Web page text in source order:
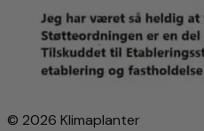
© 2026 Klimaplanter